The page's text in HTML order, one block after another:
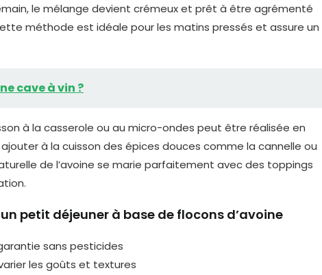
le mélange devient crémeux et prêt à être agrémenté
méthode est idéale pour les matins pressés et assure un
cave à vin ?
à la casserole ou au micro-ondes peut être réalisée en
à la cuisson des épices douces comme la cannelle ou
de l’avoine se marie parfaitement avec des toppings
petit déjeuner à base de flocons d’avoine
sans pesticides
les goûts et textures